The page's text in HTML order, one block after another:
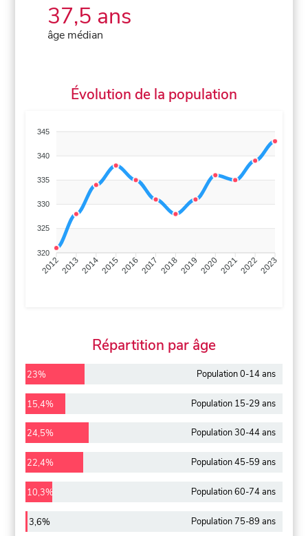
37,5 ans
âge médian
Évolution de la population
345
340
335
330
325
320
201220132014201520162017 20182019 2020202120222023
Répartition par âge
23% Population 0-14 ans
15,4% Population 15-29 ans
24,5% Population 30-44 ans
22,4% Population 45-59 ans
10,3% Population 60-74 ans
3,6% Population 75-89 ans